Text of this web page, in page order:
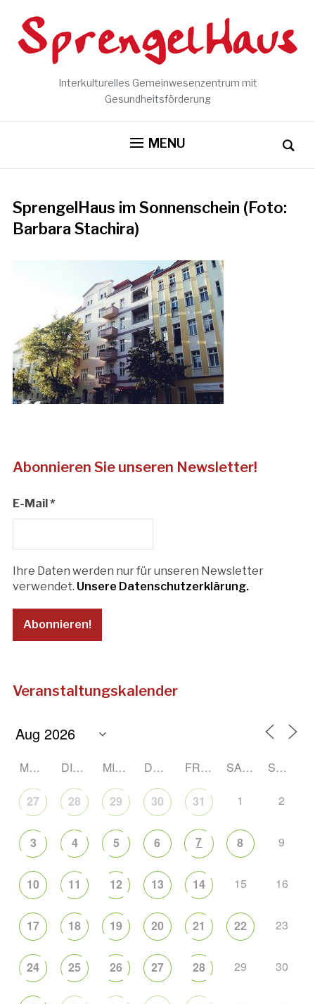
Interkulturelles Gemeinwesenzentrum mit
Gesundheitsförderung
MENU
SprengelHaus im Sonnenschein (Foto:
Barbara Stachira)
Abonnieren Sie unseren Newsletter!
E-Mail*
Ihre Daten werden nur für unseren Newsletter
verwendet. Unsere Datenschutzerklärung.
Veranstaltungskalender
MONTAG DIENSTAG MITTWOCH DONNERSTAG FREITAG SAMSTAG SONNTAG
27 28 29 30 31 1 2
3 4 5 6 7 8 9
10 11 12 13 14 15 16
17 18 19 20 21 22 23
24 25 26 27 28 29 30